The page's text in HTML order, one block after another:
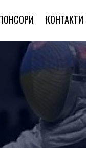
КОНТАКТИ